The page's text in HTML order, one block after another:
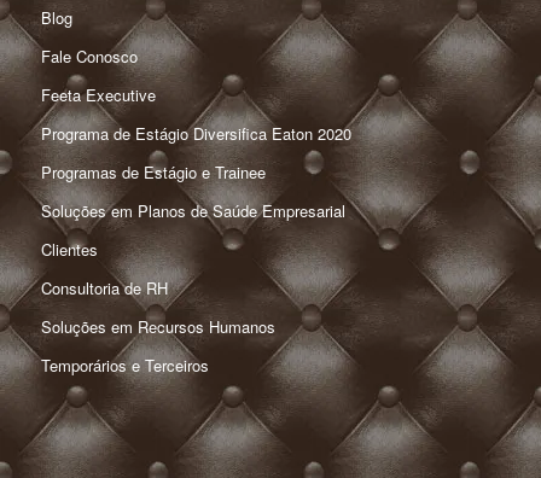
Blog
Fale Conosco
Feeta Executive
Programa de Estágio Diversifica Eaton 2020
Programas de Estágio e Trainee
Soluções em Planos de Saúde Empresarial
Clientes
Consultoria de RH
Soluções em Recursos Humanos
Temporários e Terceiros